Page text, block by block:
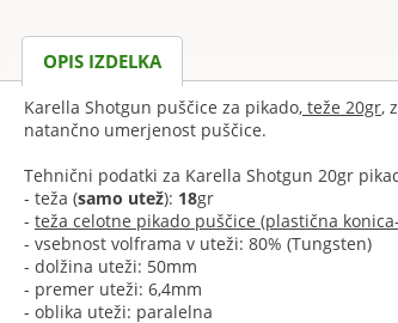
OPIS IZDELKA
Karella Shotgun puščice za pikado, teže 20gr,
natančno umerjenost puščice.
Tehnični podatki za Karella Shotgun 20gr
- teža (samo utež): 18gr
- teža celotne pikado puščice (plastična
- vsebnost volframa v uteži: 80% (Tungsten)
- dolžina uteži: 50mm
- premer uteži: 6,4mm
- oblika uteži: paralelna